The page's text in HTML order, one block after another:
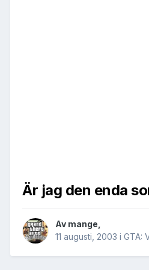
Är jag den enda
Av mange
11 augusti, 2003 i GTA: